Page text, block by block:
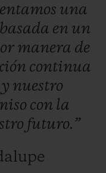
una
basada en un
manera de
continua
y nuestro
con la
futuro.”